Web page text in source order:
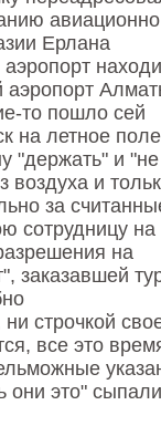
Ерлана
то пошло сей
на летное
"держать" и "не
воздуха и
за
сотрудницу на
на
заказавшей
строчкой
все это
они это"